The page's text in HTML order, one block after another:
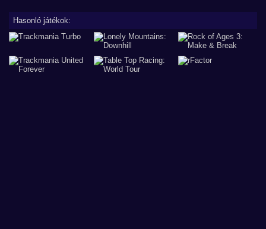
Hasonló játékok: